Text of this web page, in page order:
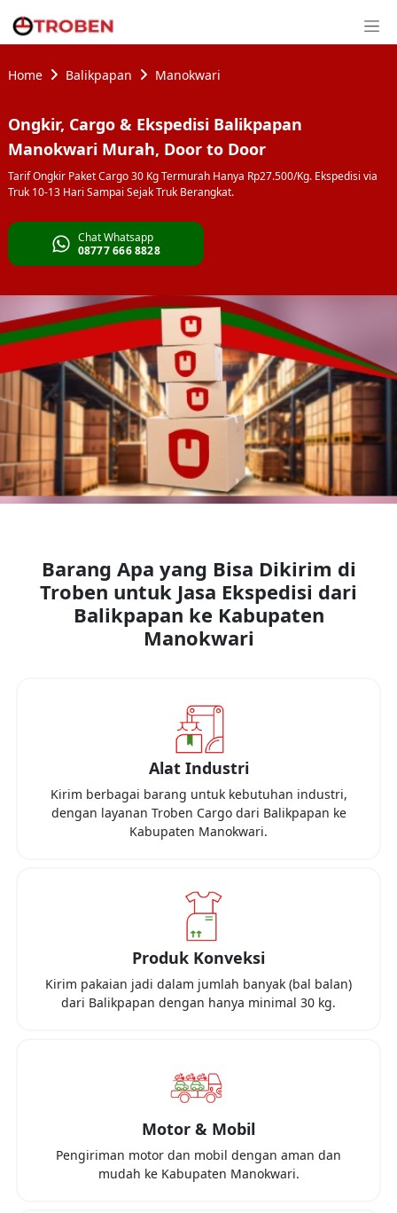
Home Balikpapan Manokwari
Ongkir, Cargo & Ekspedisi Balikpapan
Manokwari Murah, Door to Door
Tarif Ongkir Paket Cargo 30 Kg Termurah Hanya Rp27.500/Kg. Ekspedisi via
Truk 10-13 Hari Sampai Sejak Truk Berangkat.
Chat Whatsapp
08777 666 8828
Barang Apa yang Bisa Dikirim di
Troben untuk Jasa Ekspedisi dari
Balikpapan ke Kabupaten
Manokwari
Alat Industri
Kirim berbagai barang untuk kebutuhan industri,
dengan layanan Troben Cargo dari Balikpapan ke
Kabupaten Manokwari.
Produk Konveksi
Kirim pakaian jadi dalam jumlah banyak (bal balan)
dari Balikpapan dengan hanya minimal 30 kg.
Motor & Mobil
Pengiriman motor dan mobil dengan aman dan
mudah ke Kabupaten Manokwari.